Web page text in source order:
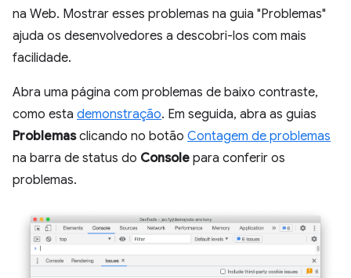
na Web. Mostrar esses problemas na guia "Problemas"
ajuda os desenvolvedores a descobri-los com mais
facilidade.
Abra uma página com problemas de baixo contraste,
como esta demonstração. Em seguida, abra as guias
Problemasclicando no botão Contagem de problemas
na barra de status do Console para conferir os
problemas.